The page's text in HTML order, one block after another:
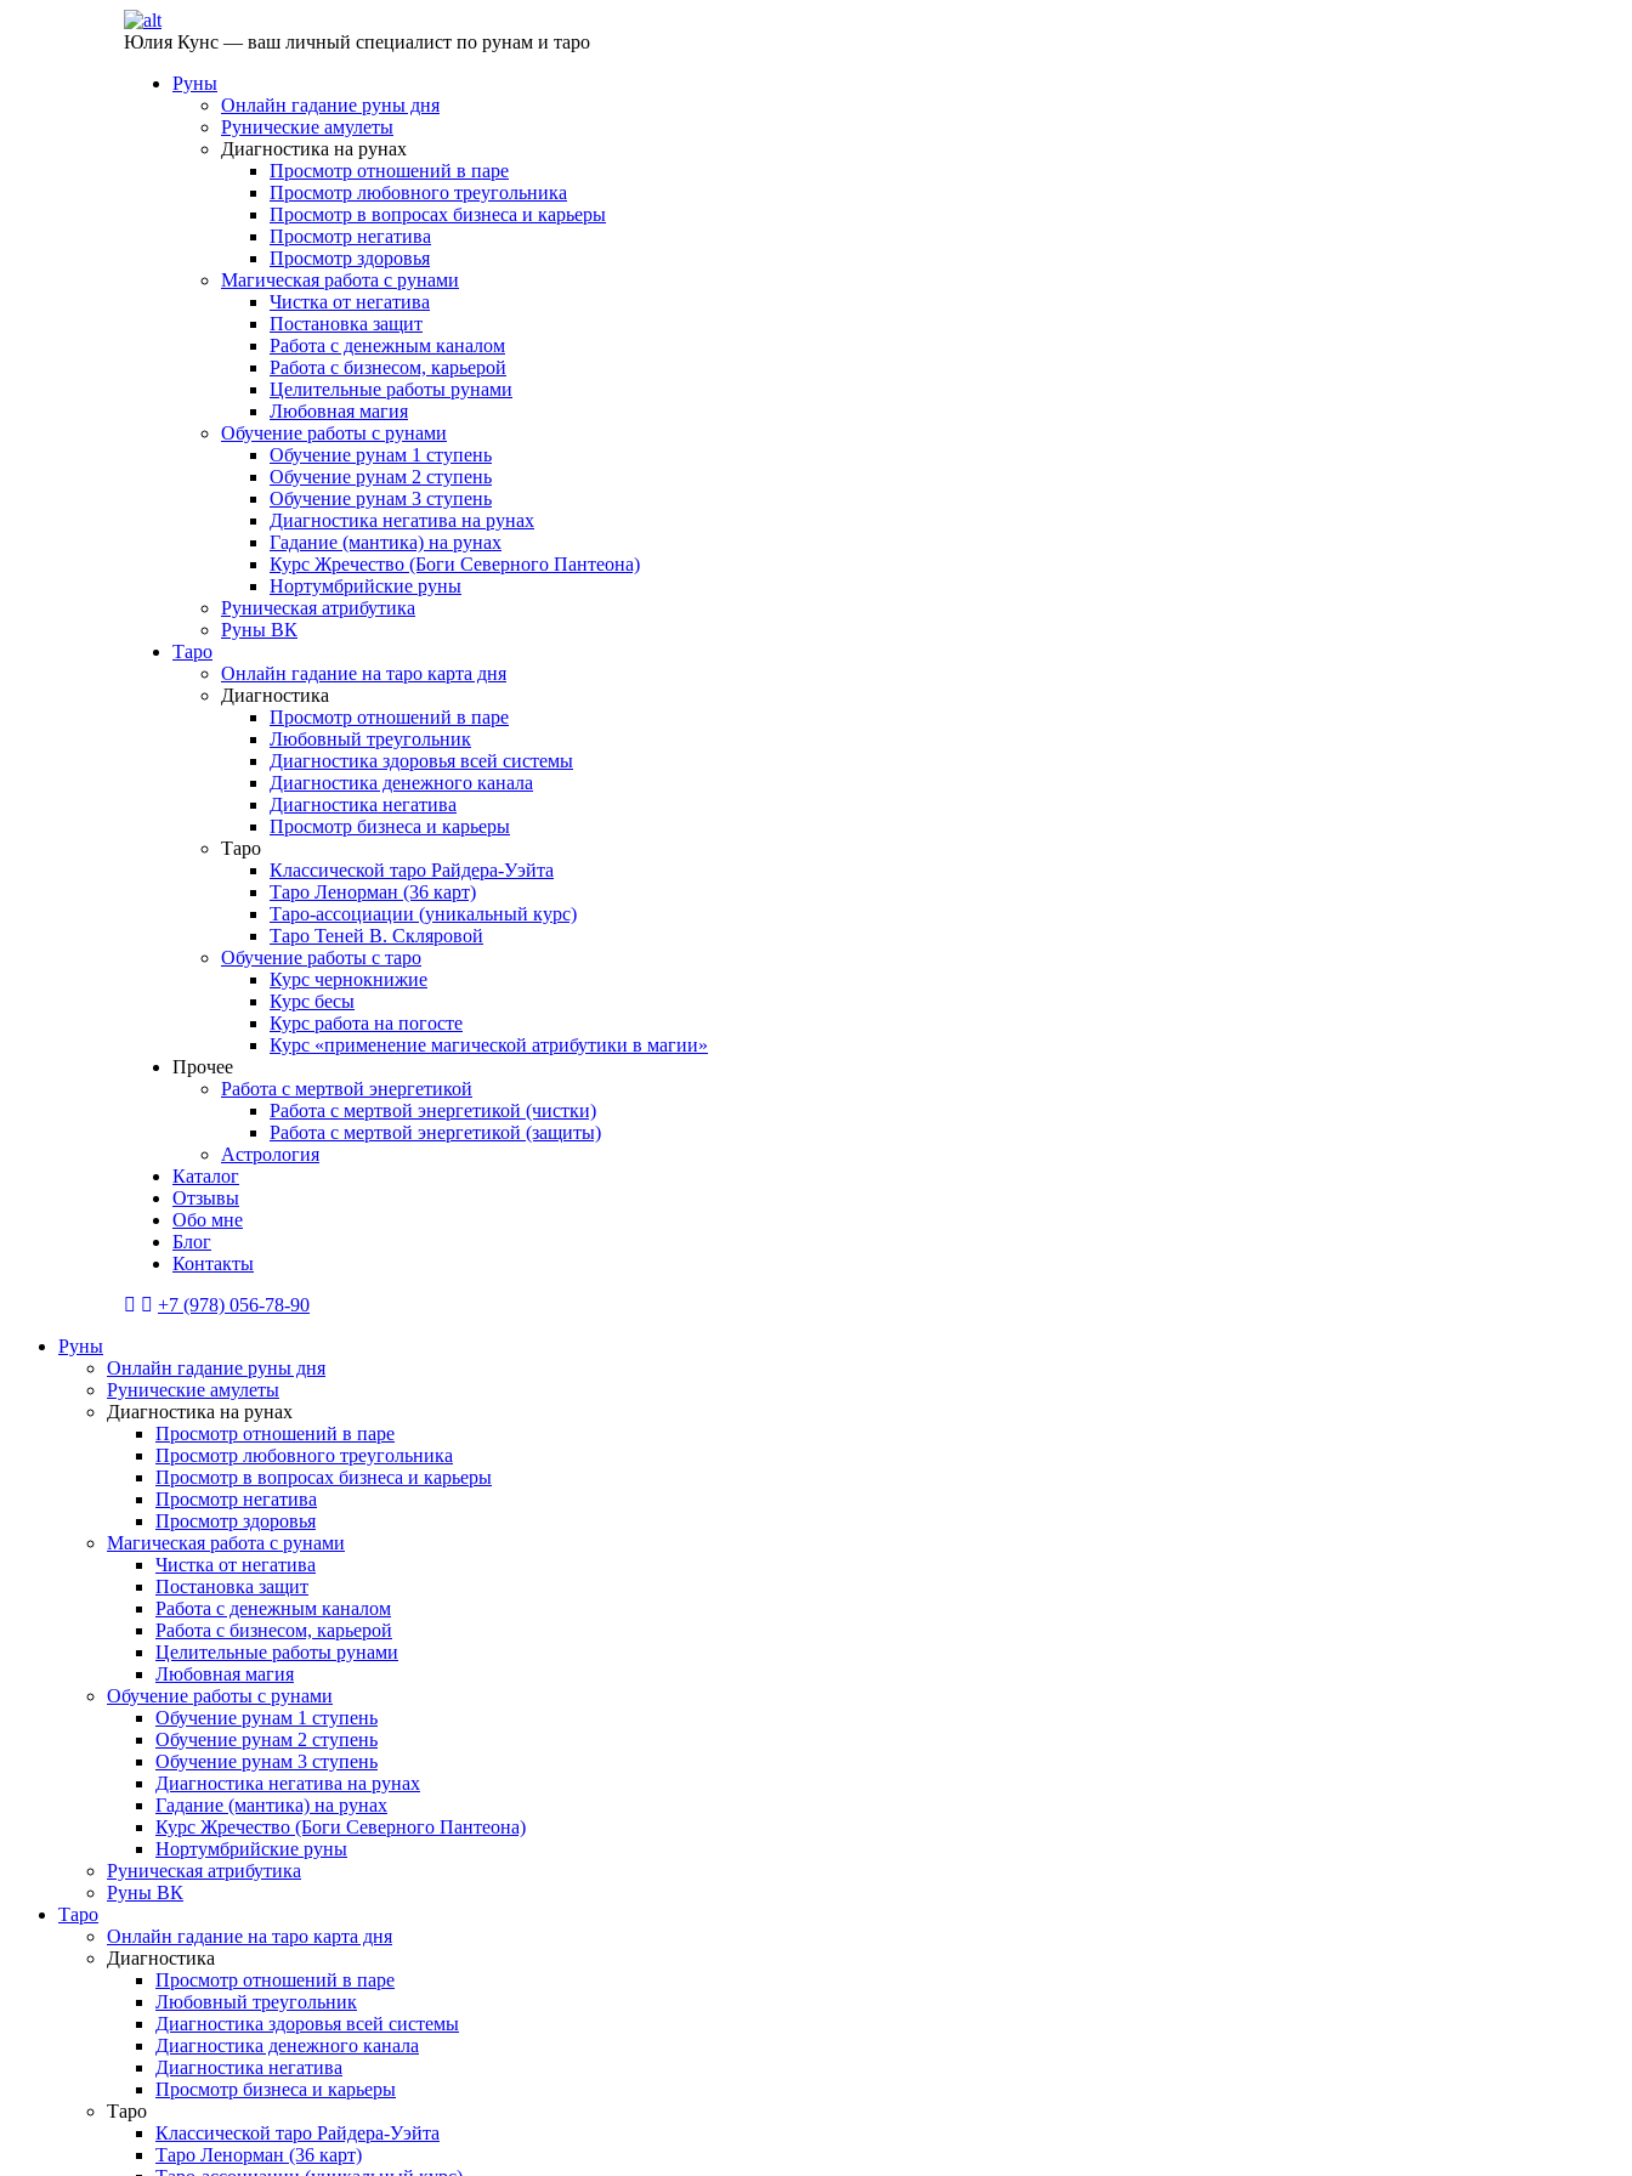
Юлия Кунс — ваш личный специалист по рунам и таро
Руны
Онлайн гадание руны дня
Рунические амулеты
Диагностика на рунах
Просмотр отношений в паре
Просмотр любовного треугольника
Просмотр в вопросах бизнеса и карьеры
Просмотр негатива
Просмотр здоровья
Магическая работа с рунами
Чистка от негатива
Постановка защит
Работа с денежным каналом
Работа с бизнесом, карьерой
Целительные работы рунами
Любовная магия
Обучение работы с рунами
Обучение рунам 1 ступень
Обучение рунам 2 ступень
Обучение рунам 3 ступень
Диагностика негатива на рунах
Гадание (мантика) на рунах
Курс Жречество (Боги Северного Пантеона)
Нортумбрийские руны
Руническая атрибутика
Руны ВК
Таро
Онлайн гадание на таро карта дня
Диагностика
Просмотр отношений в паре
Любовный треугольник
Диагностика здоровья всей системы
Диагностика денежного канала
Диагностика негатива
Просмотр бизнеса и карьеры
Таро
Классической таро Райдера-Уэйта
Таро Ленорман (36 карт)
Таро-ассоциации (уникальный курс)
Таро Теней В. Скляровой
Обучение работы с таро
Курс чернокнижие
Курс бесы
Курс работа на погосте
Курс «применение магической атрибутики в магии»
Прочее
Работа с мертвой энергетикой
Работа с мертвой энергетикой (чистки)
Работа с мертвой энергетикой (защиты)
Астрология
Каталог
Отзывы
Обо мне
Блог
Контакты
+7 (978) 056-78-90
Руны
Онлайн гадание руны дня
Рунические амулеты
Диагностика на рунах
Просмотр отношений в паре
Просмотр любовного треугольника
Просмотр в вопросах бизнеса и карьеры
Просмотр негатива
Просмотр здоровья
Магическая работа с рунами
Чистка от негатива
Постановка защит
Работа с денежным каналом
Работа с бизнесом, карьерой
Целительные работы рунами
Любовная магия
Обучение работы с рунами
Обучение рунам 1 ступень
Обучение рунам 2 ступень
Обучение рунам 3 ступень
Диагностика негатива на рунах
Гадание (мантика) на рунах
Курс Жречество (Боги Северного Пантеона)
Нортумбрийские руны
Руническая атрибутика
Руны ВК
Таро
Онлайн гадание на таро карта дня
Диагностика
Просмотр отношений в паре
Любовный треугольник
Диагностика здоровья всей системы
Диагностика денежного канала
Диагностика негатива
Просмотр бизнеса и карьеры
Таро
Классической таро Райдера-Уэйта
Таро Ленорман (36 карт)